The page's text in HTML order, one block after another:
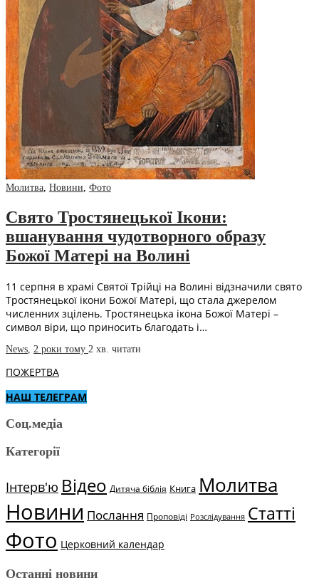
Молитва, Новини, Фото
Свято Тростянецької Ікони:
вшанування чудотворного образу
Божої Матері на Волині
11 серпня в храмі Святої Трійці на Волині відзначили свято
Тростянецької ікони Божої Матері, що стала джерелом
численних зцілень. Тростянецька ікона Божої Матері –
символ віри, що приносить благодать і…
News, 2 роки тому 2 хв. читати
ПОЖЕРТВА
НАШ ТЕЛЕГРАМ
Соц.медіа
Категорії
Інтерв'ю Відео Дитяча біблія Книга Молитва
Новини Послання Проповіді Розслідування Статті
Фото Церковний календар
Останні новини